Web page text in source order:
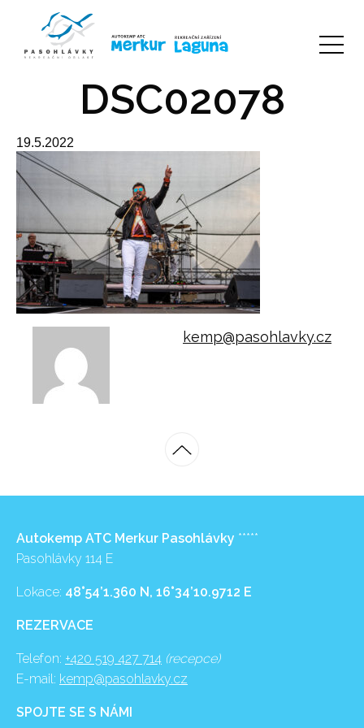
DSC02078
19.5.2022
kemp@pasohlavky.cz
Autokemp ATC Merkur Pasohlávky *****
Pasohlávky 114 E
Lokace: 48°54’1.360 N, 16°34’10.9712 E
REZERVACE
Telefon: +420 519 427 714 (recepce)
E-mail: kemp@pasohlavky.cz
SPOJTE SE S NÁMI